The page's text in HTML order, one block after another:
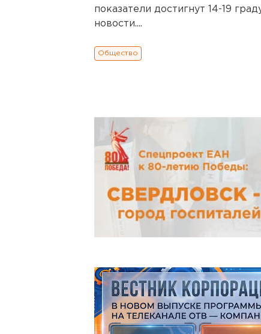
показатели достигнут 14-19
новости....
Общество